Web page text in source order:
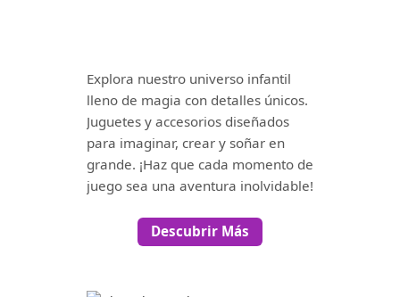
Explora nuestro universo infantil
lleno de magia con detalles únicos.
Juguetes y accesorios diseñados
para imaginar, crear y soñar en
grande. ¡Haz que cada momento de
juego sea una aventura inolvidable!
Descubrir Más